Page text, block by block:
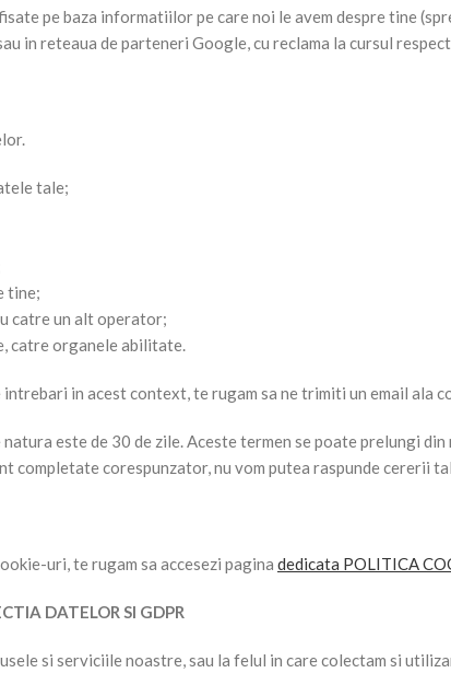
pe baza informatiilor pe care noi le avem despre tine
in reteaua de parteneri Google, cu reclama la cursul
tale;
tine;
catre un alt operator;
catre organele abilitate.
in acest context, te rugam sa ne trimiti un email ala
este de 30 de zile. Aceste termen se poate prelungi
completate corespunzator, nu vom putea raspunde cererii
uri, te rugam sa accesezi pagina dedicata POLITICA
DATELOR SI GDPR
si serviciile noastre, sau la felul in care colectam si